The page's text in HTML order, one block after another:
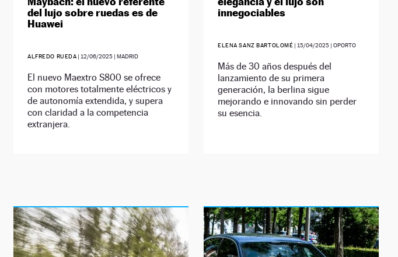
del lujo sobre ruedas es de
Huawei
ALFREDO RUEDA | 12/06/2025 | MADRID
El nuevo Maextro S800 se ofrece
con motores totalmente eléctricos y
de autonomía extendida, y supera
con claridad a la competencia
extranjera.
innegociables
ELENA SANZ BARTOLOMÉ | 15/04/2025 | OPORTO
Más de 30 años después del
lanzamiento de su primera
generación, la berlina sigue
mejorando e innovando sin perder
su esencia.